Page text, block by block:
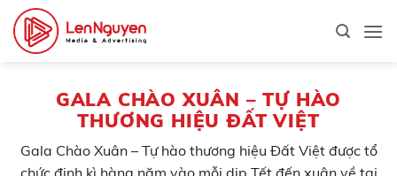
qua
GALA CHÀO XUÂN – TỰ HÀO
THƯƠNG HIỆU ĐẤT VIỆT
Gala Chào Xuân – Tự hào thương hiệu Đất Việt được tổ
chức định kì hàng năm vào mỗi dịp Tết đến xuân về tại